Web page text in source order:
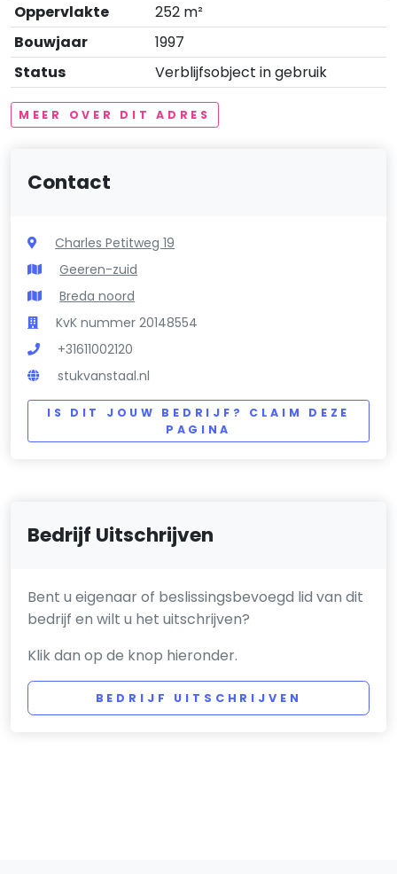
Oppervlakte
252 m²
Bouwjaar
1997
Status
Verblijfsobject in gebruik
MEER OVER DIT ADRES
Contact
Charles Petitweg 19
Geeren-zuid
Breda noord
KvK nummer 20148554
+31611002120
stukvanstaal.nl
IS DIT JOUW BEDRIJF? CLAIM DEZE
PAGINA
Bedrijf Uitschrijven
Bent u eigenaar of beslissingsbevoegd lid van dit
bedrijf en wilt u het uitschrijven?
Klik dan op de knop hieronder.
BEDRIJF UITSCHRIJVEN